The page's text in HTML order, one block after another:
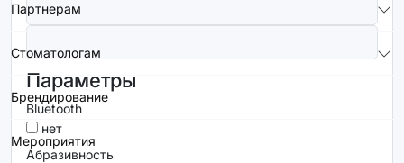
Партнерам
Стоматологам
Брендирование
Мероприятия
Параметры
Bluetooth
нет
Абразивность